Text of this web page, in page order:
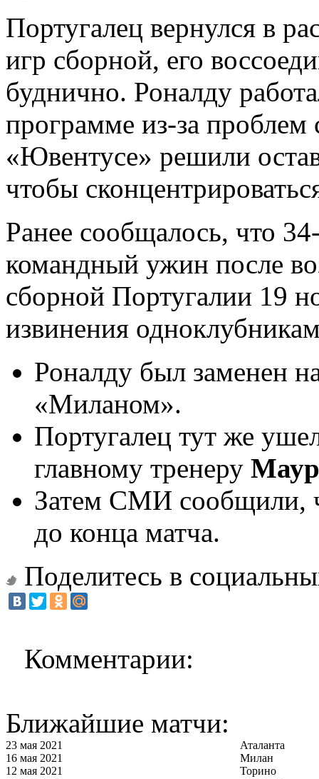
Португалец вернулся в
игр сборной, его
буднично. Роналду
программе из-за
«Ювентусе» решили
чтобы
Ранее сообщалось, что
командный ужин после
сборной Португалии 19
извинения
Роналду был заменен
«Миланом».
Португалец тут же
главному тренеру
Затем СМИ сообщили,
до конца матча.
Поделитесь в
Комментарии:
Ближайшие матчи:
23 мая 2021
Аталанта
16 мая 2021
Милан
12 мая 2021
Торино